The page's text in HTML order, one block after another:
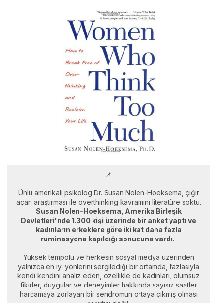
📌
Ünlü amerikalı psikolog Dr. Susan Nolen-Hoeksema, çığır
açan araştırması ile overthinking kavramını literatüre soktu.
Susan Nolen-Hoeksema, Amerika Birleşik
Devletleri'nde 1.300 kişi üzerinde bir anket yaptı ve
kadınların erkeklere göre iki kat daha fazla
ruminasyona kapıldığı sonucuna vardı.
Yüksek tempolu ve herkesin sosyal medya üzerinden
yalnızca en iyi yönlerini sergilediği bir ortamda, fazlasıyla
kendi kendini analiz eden, özellikle de kadınları, olumsuz
fikirler, duygular ve deneyimler hakkında sayısız saatler
harcamaya zorlayan bir sendromun ortaya çıkmış olması